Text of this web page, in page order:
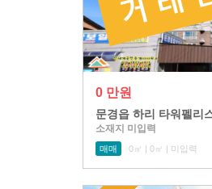
0 만원
문경읍 하리 타워펠리
소재지 미입력
매매 0㎡ | 0㎡ | 미입력